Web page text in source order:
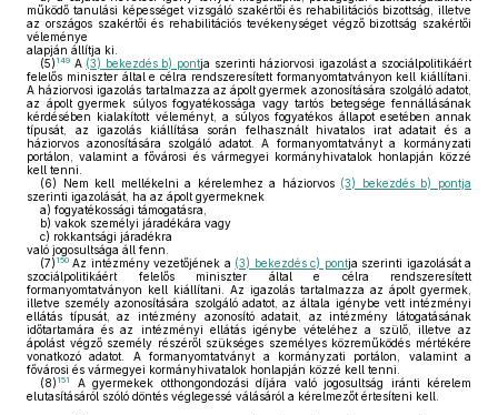
működő tanulási képességet vizsgáló szakértői és rehabilitációs bizottság, illetve
az országos szakértői és rehabilitációs tevékenységet végző bizottság szakértői
véleménye
alapján állítja ki.
(5) 149 A (3) bekezdés b) pontja szerinti háziorvosi igazolást a szociálpolitikáért
felelős miniszter által e célra rendszeresített formanyomtatványon kell kiállítani.
A háziorvosi igazolás tartalmazza az ápolt gyermek azonosítására szolgáló adatot,
az ápolt gyermek súlyos fogyatékossága vagy tartós betegsége fennállásának
kérdésében kialakított véleményt, a súlyos fogyatékos állapot esetében annak
típusát, az igazolás kiállítása során felhasznált hivatalos irat adatait és a
háziorvos azonosítására szolgáló adatot. A formanyomtatványt a kormányzati
portálon, valamint a fővárosi és vármegyei kormányhivatalok honlapján közzé
kell tenni.
(6) Nem kell mellékelni a kérelemhez a háziorvos (3) bekezdés b) pontja
szerinti igazolását, ha az ápolt gyermeknek
a) fogyatékossági támogatásra,
b) vakok személyi járadékára vagy
c) rokkantsági járadékra
való jogosultsága áll fenn.
(7) 150 Az intézmény vezetőjének a (3) bekezdés c) pontja szerinti igazolását a
szociálpolitikáért felelős miniszter által e célra rendszeresített
formanyomtatványon kell kiállítani. Az igazolás tartalmazza az ápolt gyermek,
illetve személy azonosítására szolgáló adatot, az általa igénybe vett intézményi
ellátás típusát, az intézmény azonosító adatait, az intézmény látogatásának
időtartamára és az intézményi ellátás igénybe vételéhez a szülő, illetve az
ápolást végző személy részéről szükséges személyes közreműködés mértékére
vonatkozó adatot. A formanyomtatványt a kormányzati portálon, valamint a
fővárosi és vármegyei kormányhivatalok honlapján közzé kell tenni.
(8) 151
A gyermekek otthongondozási díjára való jogosultság iránti kérelem
elutasításáról szóló döntés véglegessé válásáról a kérelmezőt értesíteni kell.